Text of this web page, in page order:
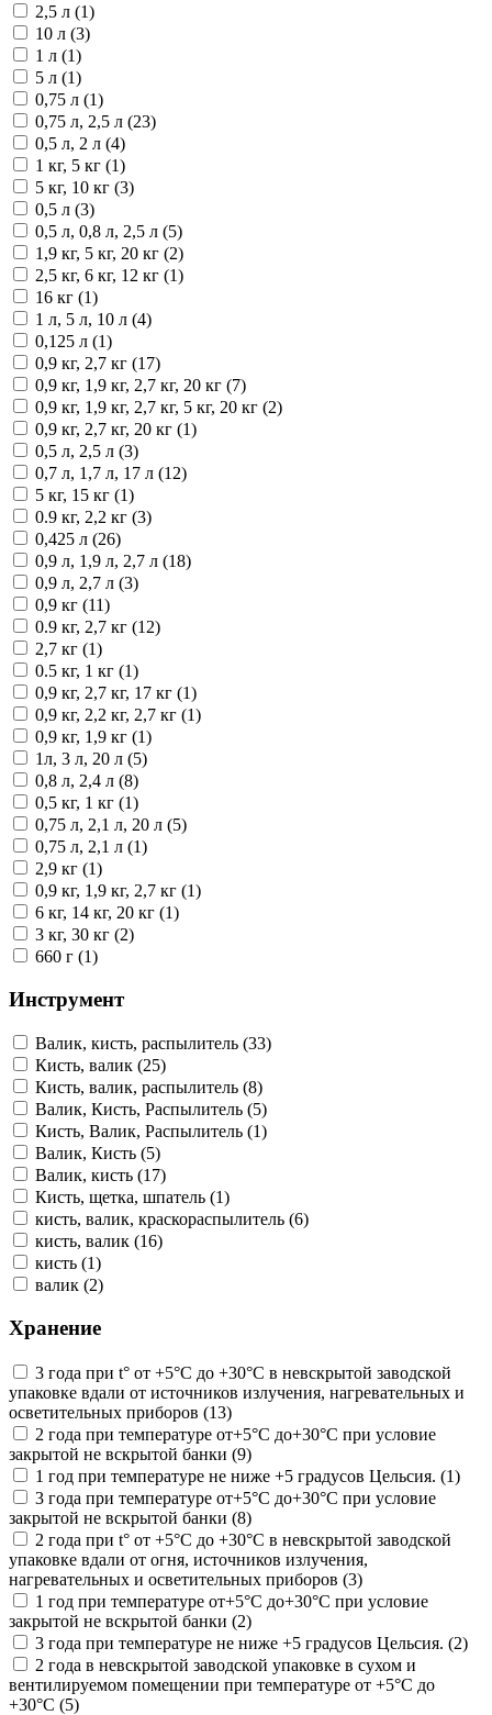
2,5 л (1)
10 л (3)
1 л (1)
5 л (1)
0,75 л (1)
0,75 л, 2,5 л (23)
0,5 л, 2 л (4)
1 кг, 5 кг (1)
5 кг, 10 кг (3)
0,5 л (3)
0,5 л, 0,8 л, 2,5 л (5)
1,9 кг, 5 кг, 20 кг (2)
2,5 кг, 6 кг, 12 кг (1)
16 кг (1)
1 л, 5 л, 10 л (4)
0,125 л (1)
0,9 кг, 2,7 кг (17)
0,9 кг, 1,9 кг, 2,7 кг, 20 кг (7)
0,9 кг, 1,9 кг, 2,7 кг, 5 кг, 20 кг (2)
0,9 кг, 2,7 кг, 20 кг (1)
0,5 л, 2,5 л (3)
0,7 л, 1,7 л, 17 л (12)
5 кг, 15 кг (1)
0.9 кг, 2,2 кг (3)
0,425 л (26)
0,9 л, 1,9 л, 2,7 л (18)
0,9 л, 2,7 л (3)
0,9 кг (11)
0.9 кг, 2,7 кг (12)
2,7 кг (1)
0.5 кг, 1 кг (1)
0,9 кг, 2,7 кг, 17 кг (1)
0,9 кг, 2,2 кг, 2,7 кг (1)
0,9 кг, 1,9 кг (1)
1л, 3 л, 20 л (5)
0,8 л, 2,4 л (8)
0,5 кг, 1 кг (1)
0,75 л, 2,1 л, 20 л (5)
0,75 л, 2,1 л (1)
2,9 кг (1)
0,9 кг, 1,9 кг, 2,7 кг (1)
6 кг, 14 кг, 20 кг (1)
3 кг, 30 кг (2)
660 г (1)
Инструмент
Валик, кисть, распылитель (33)
Кисть, валик (25)
Кисть, валик, распылитель (8)
Валик, Кисть, Распылитель (5)
Кисть, Валик, Распылитель (1)
Валик, Кисть (5)
Валик, кисть (17)
Кисть, щетка, шпатель (1)
кисть, валик, краскораспылитель (6)
кисть, валик (16)
кисть (1)
валик (2)
Хранение
3 года при t° от +5°С до +30°С в невскрытой заводской
упаковке вдали от источников излучения, нагревательных и
осветительных приборов (13)
2 года при температуре от+5°С до+30°С при условие
закрытой не вскрытой банки (9)
1 год при температуре не ниже +5 градусов Цельсия. (1)
3 года при температуре от+5°С до+30°С при условие
закрытой не вскрытой банки (8)
2 года при t° от +5°С до +30°С в невскрытой заводской
упаковке вдали от огня, источников излучения,
нагревательных и осветительных приборов (3)
1 год при температуре от+5°С до+30°С при условие
закрытой не вскрытой банки (2)
3 года при температуре не ниже +5 градусов Цельсия. (2)
2 года в невскрытой заводской упаковке в сухом и
вентилируемом помещении при температуре от +5°С до
+30°С (5)